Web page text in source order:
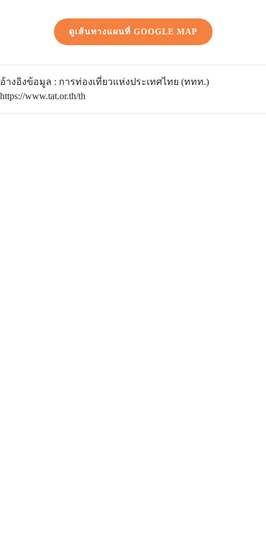
ดูเส้นทางแผนที่ GOOGLE MAP
อ้างอิงข้อมูล : การท่องเที่ยวแห่งประเทศไทย (ททท.)
https://www.tat.or.th/th